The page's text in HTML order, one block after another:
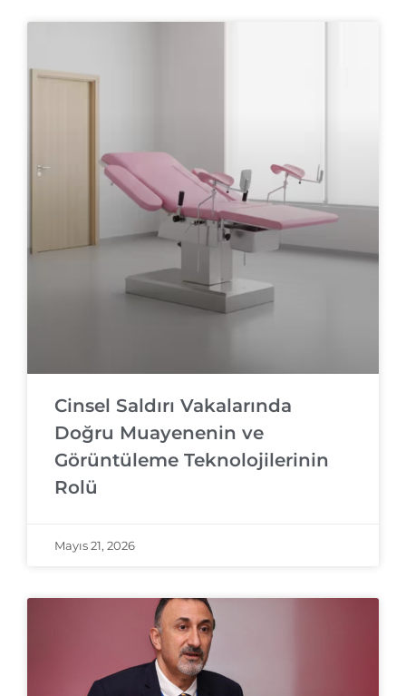
Cinsel Saldırı Vakalarında
Doğru Muayenenin ve
Görüntüleme Teknolojilerinin
Rolü
Mayıs 21, 2026